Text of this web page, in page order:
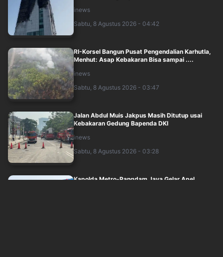
inews
Sabtu, 8 Agustus 2026 - 04:42
RI-Korsel Bangun Pusat Pengendalian Karhutla,
Menhut: Asap Kebakaran Bisa sampai ....
inews
Sabtu, 8 Agustus 2026 - 03:47
Jalan Abdul Muis Jakpus Masih Ditutup usai
Kebakaran Gedung Bapenda DKI
inews
Sabtu, 8 Agustus 2026 - 03:28
Kapolda Metro-Pangdam Jaya Gelar Apel